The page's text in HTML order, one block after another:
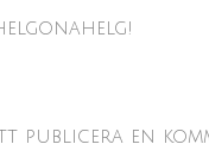
publicera en